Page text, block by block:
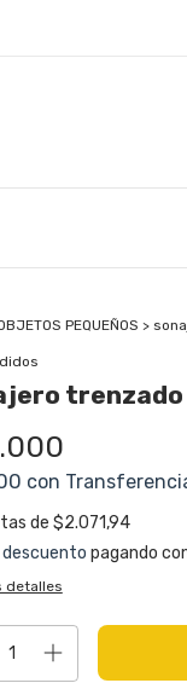
PEQUEÑOS >
trenzado
con
de $2.071,94
descuento pagando
detalles